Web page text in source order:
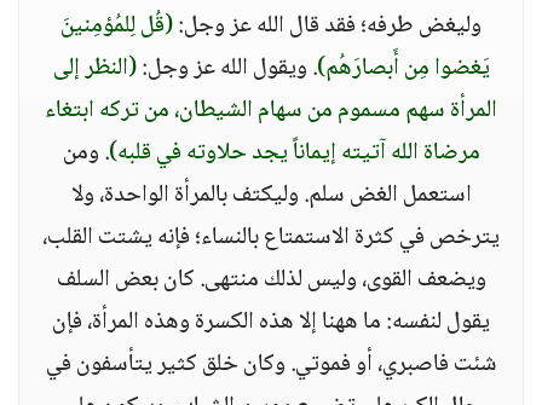
وليغض طرفه؛ فقد قال الله عز وجل:(قُل لِلمُؤمِنينَ
يَغضوا مِن أَبصارَهُم). ويقول الله عز وجل:(النظر إلى
المرأة سهم مسموم من سهام الشيطان، من تركه ابتغاء
مرضاة الله آتيته إيماناً يجد حلاوته في قلبه). ومن
استعمل الغض سلم. وليكتف بالمرأة الواحدة، ولا
يترخص في كثرة الاستمتاع بالنساء؛ فإنه يشتت القلب،
ويضعف القوى، وليس لذلك منتهى. كان بعض السلف
يقول لنفسه: ما ههنا إلا هذه الكسرة وهذه المرأة، فإن
شئت فاصبري، أو فموتي. وكان خلق كثير يتأسفون في